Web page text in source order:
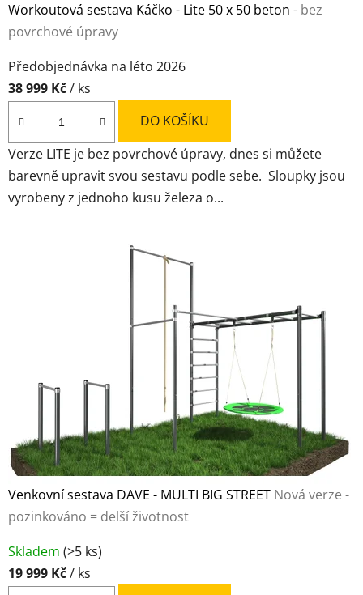
Workoutová sestava Káčko - Lite 50 x 50 beton - bez
povrchové úpravy
hodnocení
produktu
5,0
z
5
hvězdiček.
Předobjednávka na léto 2026
38 999 Kč/ ks
DO KOŠÍKU
Verze LITE je bez povrchové úpravy, dnes si můžete
barevně upravit svou sestavu podle sebe. Sloupky jsou
vyrobeny z jednoho kusu železa o...
Venkovní sestava DAVE - MULTI BIG STREET Nová verze -
pozinkováno = delší životnost
hodnocení
produktu
Skladem (>5 ks)
19 999 Kč/ ks